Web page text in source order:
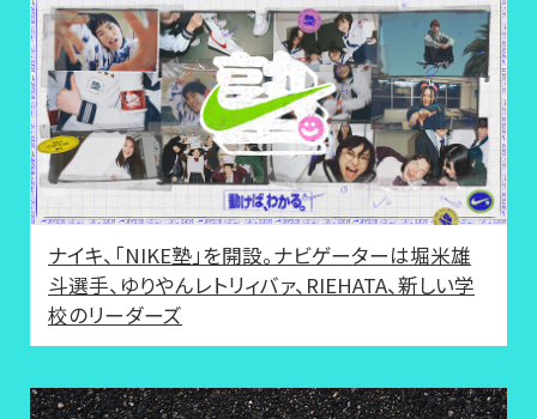
ナイキ、「NIKE塾」を開設。ナビゲーターは堀米雄
斗選手、ゆりやんレトリィバァ、RIEHATA、新しい学
校のリーダーズ